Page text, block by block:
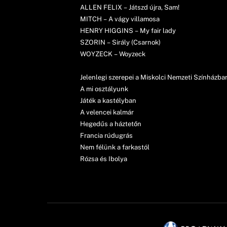
ALLEN FELIX – Játszd újra, Sam!
MITCH – A vágy villamosa
HENRY HIGGINS – My fair lady
SZORIN – Sirály (Csarnok)
WOYZECK – Woyzeck
Jelenlegi szerepei a Miskolci Nemzeti
A mi osztályunk
Játék a kastélyban
A velencei kalmár
Hegedűs a háztetőn
Francia rúdugrás
Nem félünk a farkastól
Rózsa és Ibolya